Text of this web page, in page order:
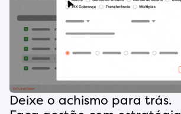
Deixe o achismo para trás.